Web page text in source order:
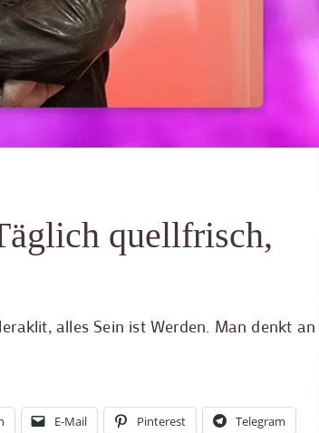
quellfrisch,
alles Sein ist Werden. Man denkt an
E-Mail Pinterest Telegram